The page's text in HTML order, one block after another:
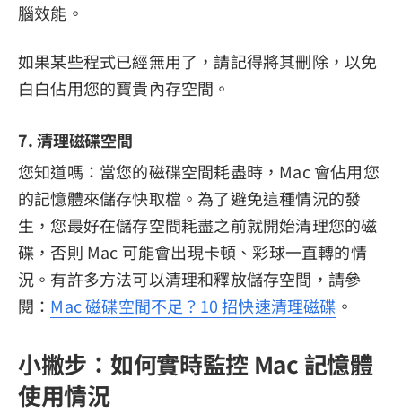
腦效能。
如果某些程式已經無用了，請記得將其刪除，以免
白白佔用您的寶貴內存空間。
7. 清理磁碟空間
您知道嗎：當您的磁碟空間耗盡時，Mac 會佔用您
的記憶體來儲存快取檔。為了避免這種情況的發
生，您最好在儲存空間耗盡之前就開始清理您的磁
碟，否則 Mac 可能會出現卡頓、彩球一直轉的情
況。有許多方法可以清理和釋放儲存空間，請參
閱： Mac 磁碟空間不足？10 招快速清理磁碟 。
小撇步：如何實時監控 Mac 記憶體
使用情況